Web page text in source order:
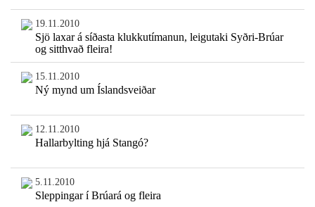
19.11.2010
Sjö laxar á síðasta klukkutímanun, leigutaki Syðri-Brúar
og sitthvað fleira!
15.11.2010
Ný mynd um Íslandsveiðar
12.11.2010
Hallarbylting hjá Stangó?
5.11.2010
Sleppingar í Brúará og fleira